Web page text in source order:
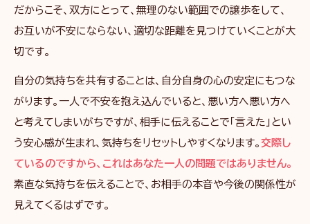
だからこそ、双方にとって、無理のない範囲での譲歩をして、
お互いが不安にならない、適切な距離を見つけていくことが大
切です。
自分の気持ちを共有することは、自分自身の心の安定にもつな
がります。一人で不安を抱え込んでいると、悪い方へ悪い方へ
と考えてしまいがちですが、相手に伝えることで「言えた」とい
う安心感が生まれ、気持ちをリセットしやすくなります。 交際し
ているのですから、これはあなた一人の問題ではありません。
素直な気持ちを伝えることで、お相手の本音や今後の関係性が
見えてくるはずです。